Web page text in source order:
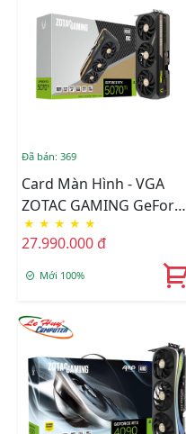
Đã bán: 369
Card Màn Hình - VGA
ZOTAC GAMING GeForce
RTX 5070 Ti SOLID OC –
16GB GDDR7
★ ★ ★ ★ ★
27.990.000 đ
Mới 100%